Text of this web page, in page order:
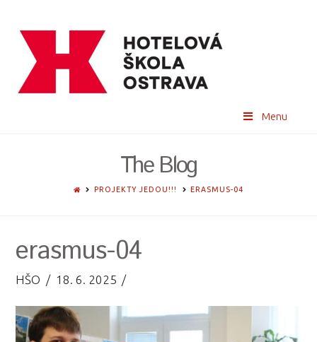
Menu
The Blog
HOMEPROJEKTY JEDOU!!! ERASMUS-04
erasmus-04
HŠO 18. 6. 2025